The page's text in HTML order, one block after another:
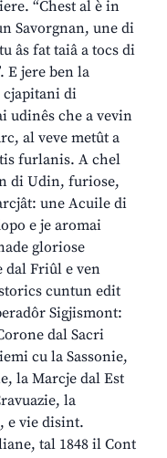
“Chest al è in
Savorgnan, une di
âs fat taiâ a tocs di
E jere ben la
cjapitani di
udinês che a vevin
al veve metût a
furlanis. A chel
di Udin, furiose,
une Acuile di
e je aromai
gloriose
dal Friûl e ven
cuntun edit
Sigjismont:
dal Sacri
cu la Sassonie,
la Marcje dal Est
la
e vie disint.
tal 1848 il Cont